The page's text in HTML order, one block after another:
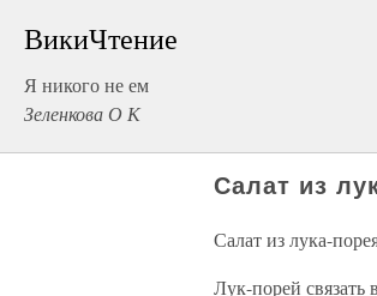
ВикиЧтение
Я никого не ем
Зеленкова О К
Салат из
Салат из лука-
Лук-порей связать